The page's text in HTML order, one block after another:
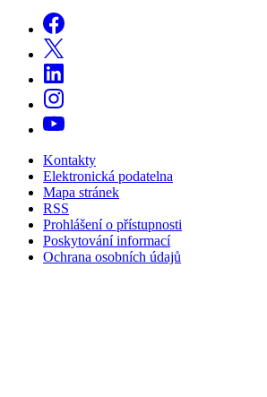
Kontakty
Elektronická podatelna
Mapa stránek
RSS
Prohlášení o přístupnosti
Poskytování informací
Ochrana osobních údajů